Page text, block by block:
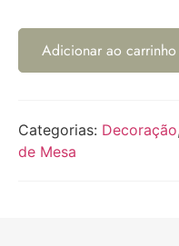
Adicionar ao carrinho
Categorias: Decoração,
de Mesa